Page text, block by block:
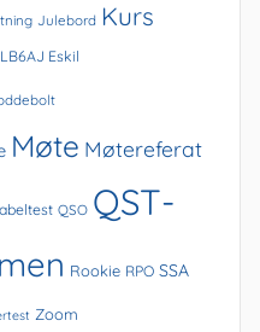
Julebord Kurs
LB6AJ Eskil
Møte Møtereferat
QSO QST-
Rookie RPO SSA
Zoom